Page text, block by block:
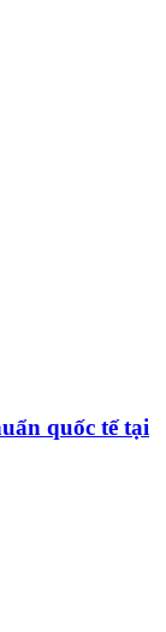
quốc tế tại